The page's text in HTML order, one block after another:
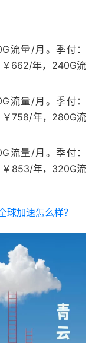
流量/月。季付：
662/年，240G流
流量/月。季付：
758/年，280G流
流量/月。季付：
853/年，320G流
加速怎么样？